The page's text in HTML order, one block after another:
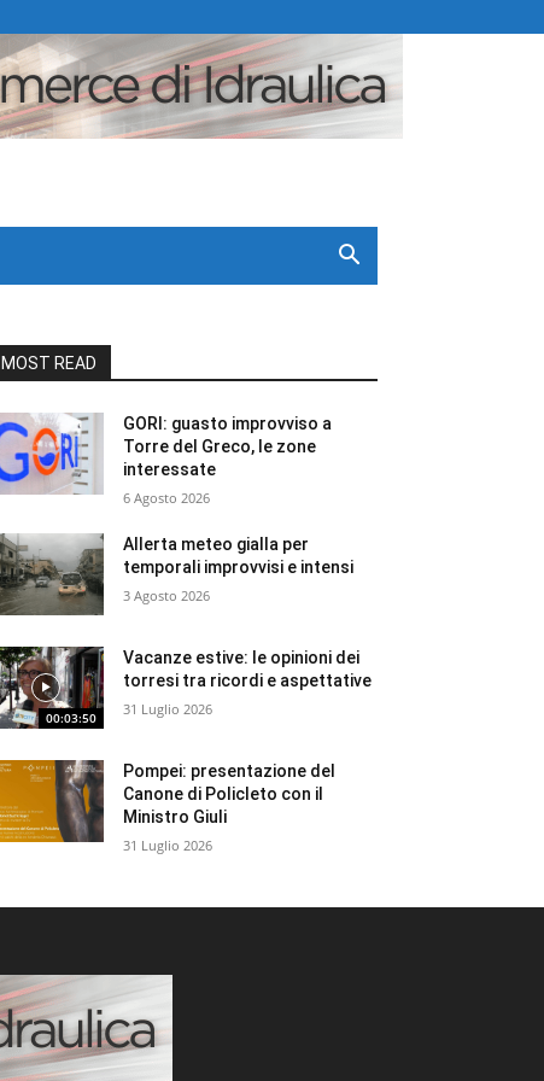
MOST READ
GORI: guasto improvviso a
Torre del Greco, le zone
interessate
6 Agosto 2026
Allerta meteo gialla per
temporali improvvisi e intensi
3 Agosto 2026
00:03:50
Vacanze estive: le opinioni dei
torresi tra ricordi e aspettative
31 Luglio 2026
Pompei: presentazione del
Canone di Policleto con il
Ministro Giuli
31 Luglio 2026